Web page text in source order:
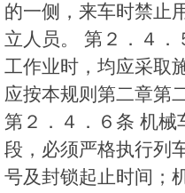
的一侧，来车时禁止
立人员。 第２．４．
工作业时，均应采取
应按本规则第二章第
第２．４．６条 机械
段，必须严格执行列
号及封锁起止时间；